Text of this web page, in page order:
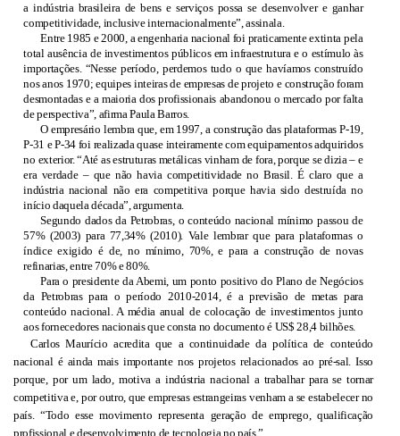
a indústria brasileira de bens e serviços possa se desenvolver e ganhar
competitividade, inclusive internacionalmente”, assinala.
Entre 1985 e2000, aengenharia nacional foi praticamente extinta pela
total ausência de investimentos públicos em infraestrutura e o estímulo às
importações. “Nesse período, perdemos tudo o que havíamos construído
nos anos 1970; equipes inteiras de empresas de projeto e construção foram
desmontadas e a maioria dos profissionais abandonou o mercado por falta
de perspectiva”, afirma Paula Barros.
O empresário lembra que, em 1997, aconstrução das plataformas P-19,
P-31 e P-34 foi realizada quase inteiramente com equipamentos adquiridos
no exterior. “Até as estruturas metálicas vinham de fora, porque se dizia – e
era verdade – que não havia competitividade no Brasil. É claro que a
indústria nacional não era competitiva porque havia sido destruída no
início daquela década”, argumenta.
Segundo dados da Petrobras, o conteúdo nacional mínimo passou de
57% (2003) para 77,34% (2010). Vale lembrar que para plataformas o
índice exigido é de, no mínimo, 70%, e para a construção de novas
refinarias, entre 70% e 80%.
Para o presidente da Abemi, um ponto positivo do Plano de Negócios
da Petrobras para o período 2010-2014, é a previsão de metas para
conteúdo nacional. A média anual de colocação de investimentos junto
aos fornecedores nacionais que consta no documento é US$ 28,4 bilhões.
Carlos Maurício acredita que a continuidade da política de conteúdo
nacional é ainda mais importante nos projetos relacionados ao pré-sal. Isso
porque, por um lado, motiva a indústria nacional a trabalhar para se tornar
competitiva e, por outro, que empresas estrangeiras venham a se estabelecer no
país. “Todo esse movimento representa geração de emprego, qualificação
profissional e desenvolvimento de tecnologia no país.”